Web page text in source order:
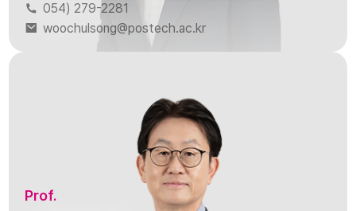
054) 279-2281
woochulsong@postech.ac.kr
Prof.